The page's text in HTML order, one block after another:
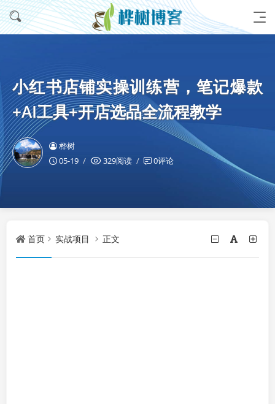
小红书店铺实操训练营，笔记爆款
+AI工具+开店选品全流程教学
桦树
05-19
329阅读 0评论
首页 实战项目 正文